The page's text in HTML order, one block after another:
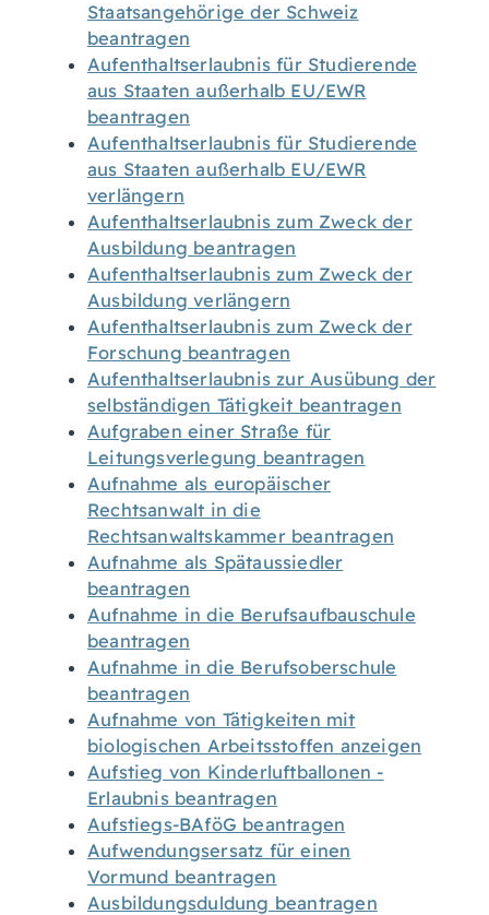
Staatsangehörige der Schweiz
beantragen
Aufenthaltserlaubnis für Studierende
aus Staaten außerhalb EU/EWR
beantragen
Aufenthaltserlaubnis für Studierende
aus Staaten außerhalb EU/EWR
verlängern
Aufenthaltserlaubnis zum Zweck der
Ausbildung beantragen
Aufenthaltserlaubnis zum Zweck der
Ausbildung verlängern
Aufenthaltserlaubnis zum Zweck der
Forschung beantragen
Aufenthaltserlaubnis zur Ausübung der
selbständigen Tätigkeit beantragen
Aufgraben einer Straße für
Leitungsverlegung beantragen
Aufnahme als europäischer
Rechtsanwalt in die
Rechtsanwaltskammer beantragen
Aufnahme als Spätaussiedler
beantragen
Aufnahme in die Berufsaufbauschule
beantragen
Aufnahme in die Berufsoberschule
beantragen
Aufnahme von Tätigkeiten mit
biologischen Arbeitsstoffen anzeigen
Aufstieg von Kinderluftballonen -
Erlaubnis beantragen
Aufstiegs-BAföG beantragen
Aufwendungsersatz für einen
Vormund beantragen
Ausbildungsduldung beantragen